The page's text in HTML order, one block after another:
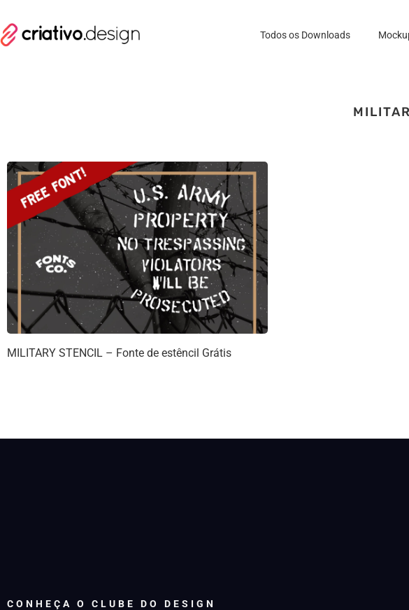
Todos os Downloads
MILITARY STENCIL – Fonte de estêncil Grátis
CONHEÇA O CLUBE DO DESIGN